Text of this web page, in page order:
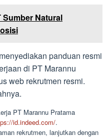
Sumber Natural
panduan resmi
di PT Marannu
web rekrutmen resmi.
PT Marannu Pratama
id.indeed.com/.
rekrutmen, lanjutkan dengan